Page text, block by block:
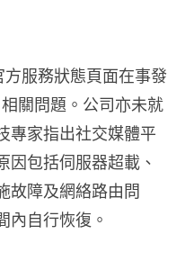
服務狀態頁面在事發
關問題。公司亦未就
專家指出社交媒體平
因包括伺服器超載、
故障及網絡路由問
內自行恢復。